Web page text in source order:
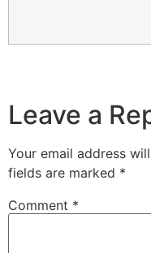
Leave a
Your email address
fields are marked *
Comment *